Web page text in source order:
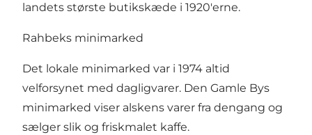
landets største butikskæde i 1920'erne.
Rahbeks minimarked
Det lokale minimarked var i 1974 altid
velforsynet med dagligvarer. Den Gamle Bys
minimarked viser alskens varer fra dengang og
sælger slik og friskmalet kaffe.